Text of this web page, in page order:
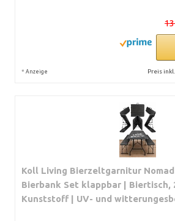
* Anzeige Preis
Koll Living Bierzeltgarnitur
Bierbank Set klappbar | Biertisch,
Kunststoff | UV- und